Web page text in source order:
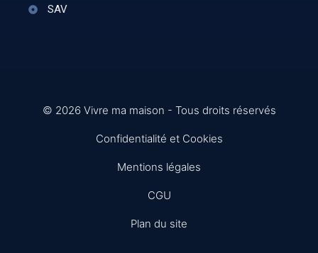
SAV
© 2026 Vivre ma maison - Tous droits réservés
Confidentialité et Cookies
Mentions légales
CGU
Plan du site